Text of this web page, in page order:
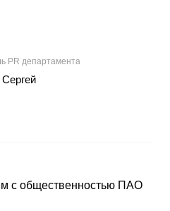
PR департамента
с общественностью ПАО